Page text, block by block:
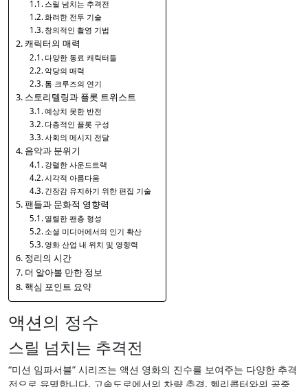
스릴 넘치는 추격전
화려한 전투 기술
창의적인 촬영 기법
캐릭터의 매력
다양한 동료 캐릭터들
악당의 매력
톰 크루즈의 연기
스토리텔링과 플롯 트위스트
예상치 못한 반전
다층적인 플롯 구성
사회의 메시지 전달
음악과 분위기
강렬한 사운드트랙
시각적 아름다움
긴장감 유지하기 위한 편집 기술
팬들과 문화적 영향력
열렬한 팬층 형성
소셜 미디어에서의 인기 확산
영화 산업 내 위치 및 영향력
정리의 시간
더 알아볼 만한 정보
핵심 포인트 요약
액션의 정수
스릴 넘치는 추격전
“미션 임파서블” 시리즈는 액션 영화의 진수를 보여주는 다양한 추격
전으로 유명합니다. 고속도로에서의 차량 추격, 헬리콥터와의 공중